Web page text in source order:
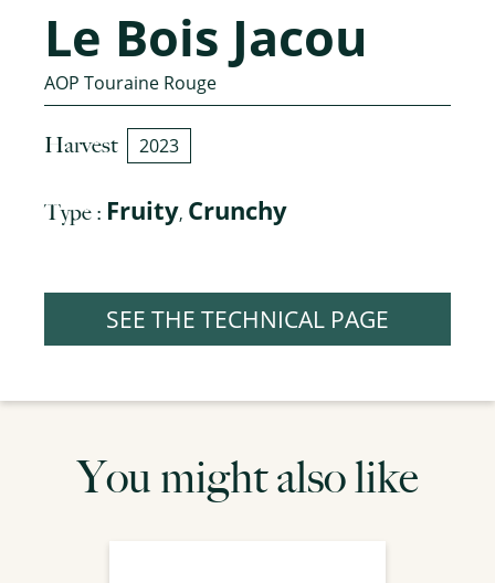
Le Bois Jacou
AOP Touraine Rouge
Harvest 2023
Type : Fruity, Crunchy
SEE THE TECHNICAL PAGE
You might also like